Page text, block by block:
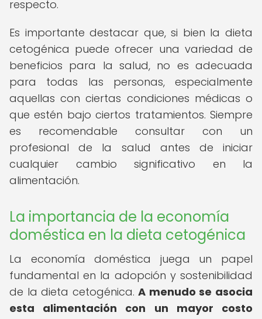
respecto.
Es importante destacar que, si bien la dieta
cetogénica puede ofrecer una variedad de
beneficios para la salud, no es adecuada
para todas las personas, especialmente
aquellas con ciertas condiciones médicas o
que estén bajo ciertos tratamientos. Siempre
es recomendable consultar con un
profesional de la salud antes de iniciar
cualquier cambio significativo en la
alimentación.
La importancia de la economía
doméstica en la dieta cetogénica
La economía doméstica juega un papel
fundamental en la adopción y sostenibilidad
de la dieta cetogénica.A menudo se asocia
esta alimentación con un mayor costo